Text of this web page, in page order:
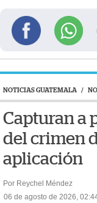
NOTICIAS GUATEMALA /
Capturan a
del crimen
aplicación
Por Reychel Méndez
06 de agosto de 2026,